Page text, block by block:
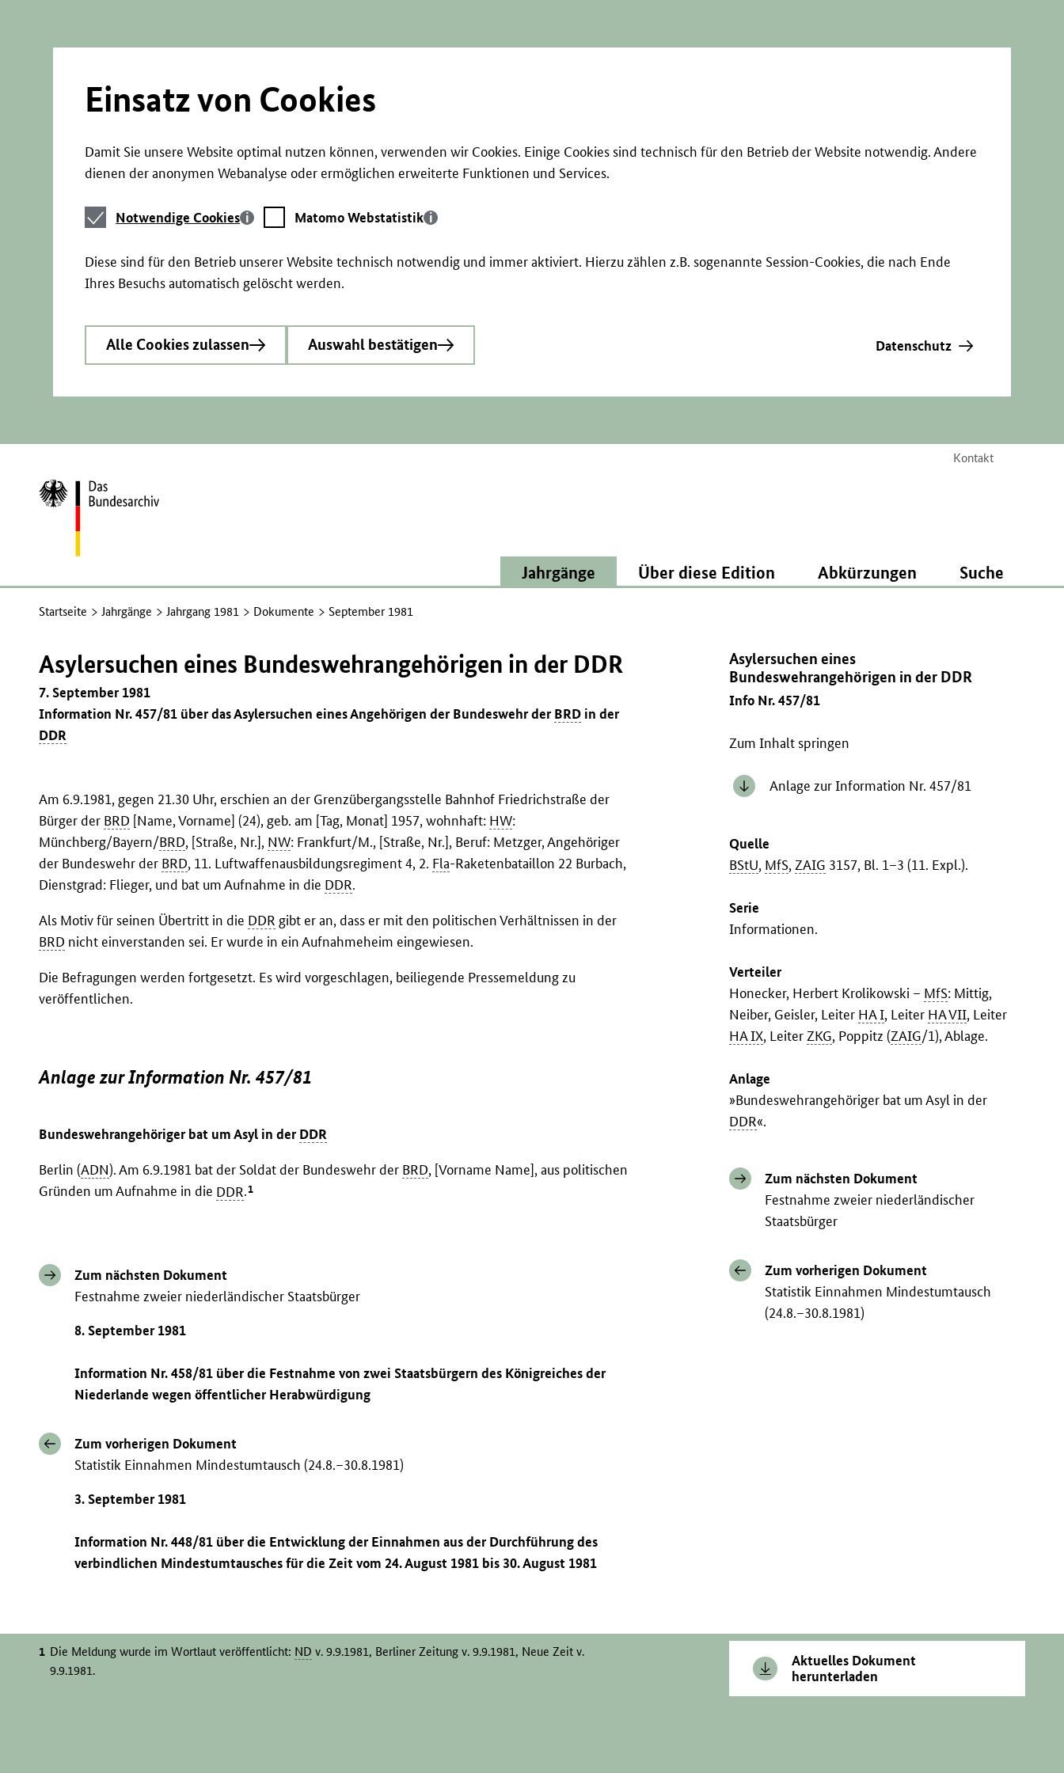
Einsatz von Cookies
Damit Sie unsere Website optimal nutzen können, verwenden wir Cookies. Einige Cookies sind technisch für den Betrieb der Website notwendig. Andere
dienen der anonymen Webanalyse oder ermöglichen erweiterte Funktionen und Services.
Notwendige
Cookies
Notwendige Cookies
Matomo
Webstatistik
Matomo Webstatistik
Diese sind für den Betrieb unserer Website technisch notwendig und immer aktiviert. Hierzu zählen z.B. sogenannte Session-Cookies, die nach Ende
Ihres Besuchs automatisch gelöscht werden.
Alle Cookies zulassen Auswahl bestätigen Datenschutz
Kontakt
Zur
Startseite
Jahrgänge Über diese Edition Abkürzungen Suche
Startseite Jahrgänge Jahrgang 1981 Dokumente September 1981
Asylersuchen eines
Bundeswehrangehörigen in der DDR
Info Nr. 457/81
Zum Inhalt springen
Anlage zur Information Nr. 457/81
Quelle
BStU, MfS,ZAIG 3157, Bl. 1–3 (11. Expl.).
Serie
Informationen.
Verteiler
Honecker, Herbert Krolikowski – MfS: Mittig,
Neiber, Geisler, Leiter HA I, Leiter HA VII, Leiter
HA IX, LeiterZKG, Poppitz (ZAIG/1), Ablage.
Anlage
»Bundeswehrangehöriger bat um Asyl in der
DDR«.
Zum nächsten Dokument
Festnahme zweier niederländischer
Staatsbürger
Zum vorherigen Dokument
Statistik Einnahmen Mindestumtausch
(24.8.–30.8.1981)
Asylersuchen eines Bundeswehrangehörigen in der DDR
7. September 1981
Information Nr. 457/81 über das Asylersuchen eines Angehörigen der Bundeswehr derBRD in der
DDR
Am 6.9.1981, gegen 21.30 Uhr, erschien an der Grenzübergangsstelle Bahnhof Friedrichstraße der
Bürger der BRD [Name, Vorname] (24), geb. am [Tag, Monat] 1957, wohnhaft: HW:
Münchberg/Bayern/BRD, [Straße, Nr.], NW: Frankfurt/M., [Straße, Nr.], Beruf: Metzger, Angehöriger
der Bundeswehr der BRD, 11. Luftwaffenausbildungsregiment 4, 2. Fla-Raketenbataillon 22 Burbach,
Dienstgrad: Flieger, und bat um Aufnahme in die DDR.
Als Motiv für seinen Übertritt in die DDR gibt er an, dass er mit den politischen Verhältnissen in der
BRD nicht einverstanden sei. Er wurde in ein Aufnahmeheim eingewiesen.
Die Befragungen werden fortgesetzt. Es wird vorgeschlagen, beiliegende Pressemeldung zu
veröffentlichen.
Anlage zur Information Nr. 457/81
Bundeswehrangehöriger bat um Asyl in derDDR
Berlin (ADN). Am 6.9.1981 bat der Soldat der Bundeswehr der BRD, [Vorname Name], aus politischen
Gründen um Aufnahme in die DDR.1
Zum nächsten Dokument
Festnahme zweier niederländischer Staatsbürger
8. September 1981
Information Nr. 458/81 über die Festnahme von zwei Staatsbürgern des Königreiches der
Niederlande wegen öffentlicher Herabwürdigung
Zum vorherigen Dokument
Statistik Einnahmen Mindestumtausch (24.8.–30.8.1981)
3. September 1981
Information Nr. 448/81 über die Entwicklung der Einnahmen aus der Durchführung des
verbindlichen Mindestumtausches für die Zeit vom 24. August 1981 bis 30. August 1981
Die Meldung wurde im Wortlaut veröffentlicht: ND v. 9.9.1981, Berliner Zeitung v. 9.9.1981, Neue Zeit v.
9.9.1981.
Aktuelles Dokument
herunterladen